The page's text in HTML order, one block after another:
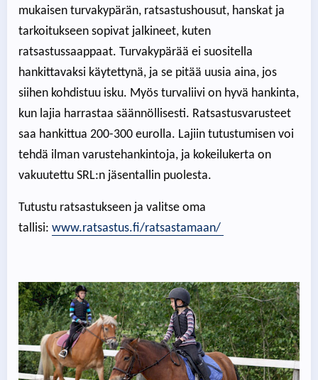
mukaisen turvakypärän, ratsastushousut, hanskat ja
tarkoitukseen sopivat jalkineet, kuten
ratsastussaappaat. Turvakypärää ei suositella
hankittavaksi käytettynä, ja se pitää uusia aina, jos
siihen kohdistuu isku. Myös turvaliivi on hyvä hankinta,
kun lajia harrastaa säännöllisesti. Ratsastusvarusteet
saa hankittua 200-300 eurolla. Lajiin tutustumisen voi
tehdä ilman varustehankintoja, ja kokeilukerta on
vakuutettu SRL:n jäsentallin puolesta.
Tutustu ratsastukseen ja valitse oma
tallisi: www.ratsastus.fi/ratsastamaan/